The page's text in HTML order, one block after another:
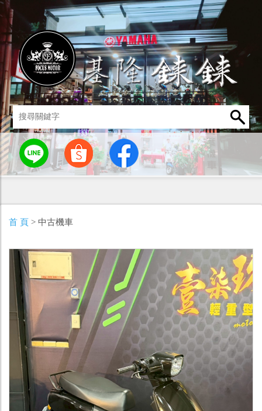
燈罩 / 燈泡 其他零組件 男性衣著 車身標誌 / 貼紙
首 頁 > 中古機車